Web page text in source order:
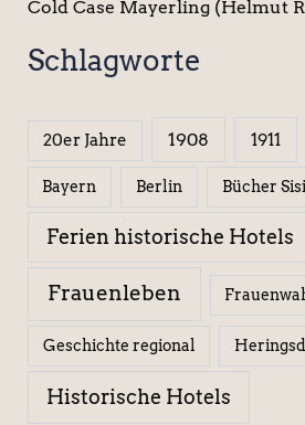
Cold Case Mayerling (Helmut
Schlagworte
20er Jahre 1908 1911
Bayern Berlin Bücher Sisi
Ferien historische Hotels
Frauenleben
Geschichte regional
Historische Hotels